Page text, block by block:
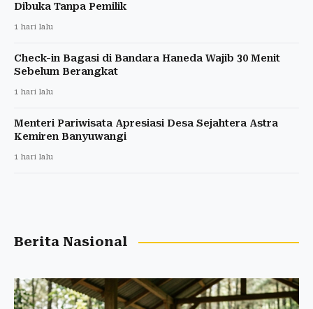
Dibuka Tanpa Pemilik
1 hari lalu
Check-in Bagasi di Bandara Haneda Wajib 30 Menit
Sebelum Berangkat
1 hari lalu
Menteri Pariwisata Apresiasi Desa Sejahtera Astra
Kemiren Banyuwangi
1 hari lalu
Berita Nasional